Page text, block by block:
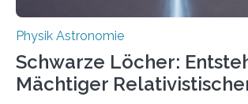
Physik Astronomie
Schwarze Löcher:
Mächtiger